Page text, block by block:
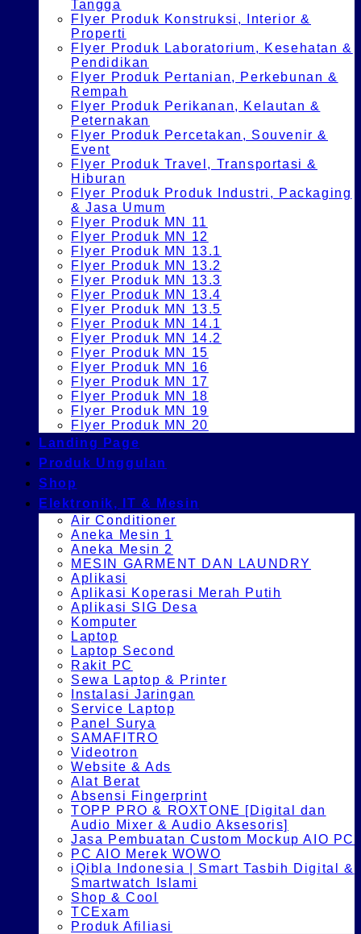
Tangga
Flyer Produk Konstruksi, Interior &
Properti
Flyer Produk Laboratorium, Kesehatan &
Pendidikan
Flyer Produk Pertanian, Perkebunan &
Rempah
Flyer Produk Perikanan, Kelautan &
Peternakan
Flyer Produk Percetakan, Souvenir &
Event
Flyer Produk Travel, Transportasi &
Hiburan
Flyer Produk Produk Industri, Packaging
& Jasa Umum
Flyer Produk MN 11
Flyer Produk MN 12
Flyer Produk MN 13.1
Flyer Produk MN 13.2
Flyer Produk MN 13.3
Flyer Produk MN 13.4
Flyer Produk MN 13.5
Flyer Produk MN 14.1
Flyer Produk MN 14.2
Flyer Produk MN 15
Flyer Produk MN 16
Flyer Produk MN 17
Flyer Produk MN 18
Flyer Produk MN 19
Flyer Produk MN 20
Landing Page
Produk Unggulan
Shop
Elektronik, IT & Mesin
Air Conditioner
Aneka Mesin 1
Aneka Mesin 2
MESIN GARMENT DAN LAUNDRY
Aplikasi
Aplikasi Koperasi Merah Putih
Aplikasi SIG Desa
Komputer
Laptop
Laptop Second
Rakit PC
Sewa Laptop & Printer
Instalasi Jaringan
Service Laptop
Panel Surya
SAMAFITRO
Videotron
Website & Ads
Alat Berat
Absensi Fingerprint
TOPP PRO & ROXTONE [Digital dan
Audio Mixer & Audio Aksesoris]
Jasa Pembuatan Custom Mockup AIO PC
PC AIO Merek WOWO
iQibla Indonesia | Smart Tasbih Digital &
Smartwatch Islami
Shop & Cool
TCExam
Produk Afiliasi